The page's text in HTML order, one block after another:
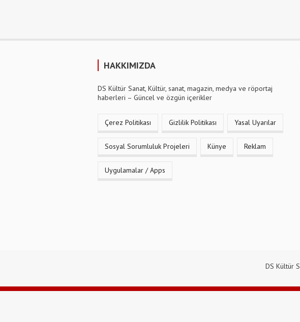
HAKKIMIZDA
DS Kültür Sanat, Kültür, sanat, magazin, medya ve röportaj
haberleri – Güncel ve özgün içerikler
Çerez Politikası Gizlilik Politikası Yasal Uyarılar
Sosyal Sorumluluk Projeleri Künye Reklam
Uygulamalar / Apps
DS Kültür